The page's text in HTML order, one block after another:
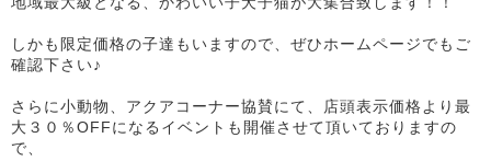
しかも限定価格の子達もいますので、ぜひホームページでもご
確認下さい♪
さらに小動物、アクアコーナー協賛にて、店頭表示価格より最
大３０％OFFになるイベントも開催させて頂いておりますの
で、